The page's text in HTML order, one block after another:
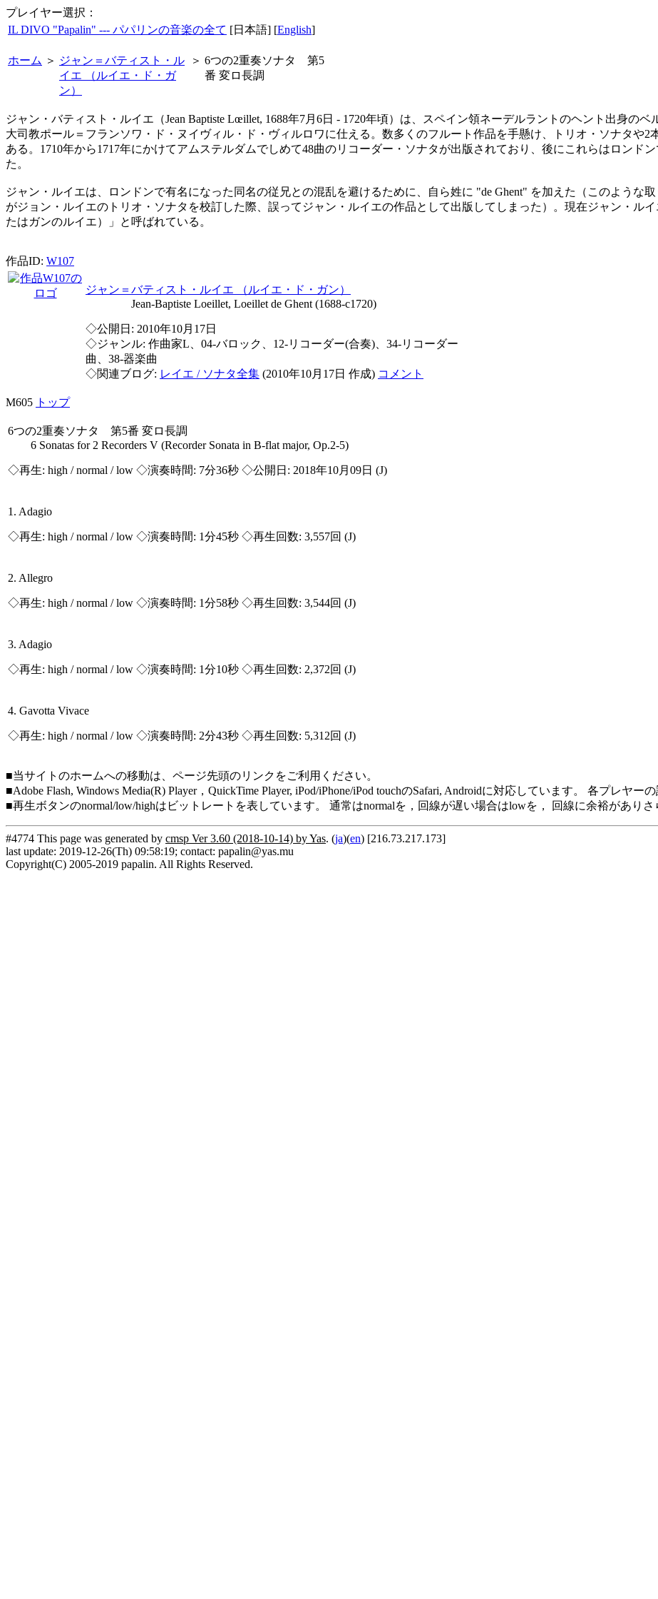
プレイヤー選択：
IL DIVO "Papalin" --- パパリンの音楽の全て [日本語] [English]
ホーム ＞ ジャン＝バティスト・ル
イエ （ルイエ・ド・ガ
ン）
＞ 6つの2重奏ソナタ 第5
番 変ロ長調
ジャン・バティスト・ルイエ（Jean Baptiste Lœillet, 1688年7月6日 - 1720年頃）は、スペイン領ネーデルラントのヘント出身の
大司教ポール＝フランソワ・ド・ヌイヴィル・ド・ヴィルロワに仕える。数多くのフルート作品を手懸け、トリオ・ソナタや
ある。1710年から1717年にかけてアムステルダムでしめて48曲のリコーダー・ソナタが出版されており、後にこれらはロンド
た。
ジャン・ルイエは、ロンドンで有名になった同名の従兄との混乱を避けるために、自ら姓に "de Ghent" を加えた（このような
がジョン・ルイエのトリオ・ソナタを校訂した際、誤ってジャン・ルイエの作品として出版してしまった）。現在ジャン・ル
たはガンのルイエ）」と呼ばれている。
作品ID: W107
ジャン＝バティスト・ルイエ （ルイエ・ド・ガン）
Jean-Baptiste Loeillet, Loeillet de Ghent (1688-c1720)
◇公開日: 2010年10月17日
◇ジャンル: 作曲家L、04-バロック、12-リコーダー(合奏)、34-リコーダー
曲、38-器楽曲
◇関連ブログ: レイエ / ソナタ全集 (2010年10月17日 作成) コメント
M605 トップ
6つの2重奏ソナタ 第5番 変ロ長調
6 Sonatas for 2 Recorders V (Recorder Sonata in B-flat major, Op.2-5)
◇再生: high / normal / low ◇演奏時間: 7分36秒 ◇公開日: 2018年10月09日 (J)
1. Adagio
◇再生: high / normal / low ◇演奏時間: 1分45秒 ◇再生回数: 3,557回 (J)
2. Allegro
◇再生: high / normal / low ◇演奏時間: 1分58秒 ◇再生回数: 3,544回 (J)
3. Adagio
◇再生: high / normal / low ◇演奏時間: 1分10秒 ◇再生回数: 2,372回 (J)
4. Gavotta Vivace
◇再生: high / normal / low ◇演奏時間: 2分43秒 ◇再生回数: 5,312回 (J)
■当サイトのホームへの移動は、ページ先頭のリンクをご利用ください。
■Adobe Flash, Windows Media(R) Player，QuickTime Player, iPod/iPhone/iPod touchのSafari, Androidに対応しています。 各プレヤ
■再生ボタンのnormal/low/highはビットレートを表しています。 通常はnormalを，回線が遅い場合はlowを， 回線に余裕があり
#4774 This page was generated by cmsp Ver 3.60 (2018-10-14) by Yas. (ja)(en) [216.73.217.173]
last update: 2019-12-26(Th) 09:58:19; contact: papalin@yas.mu
Copyright(C) 2005-2019 papalin. All Rights Reserved.